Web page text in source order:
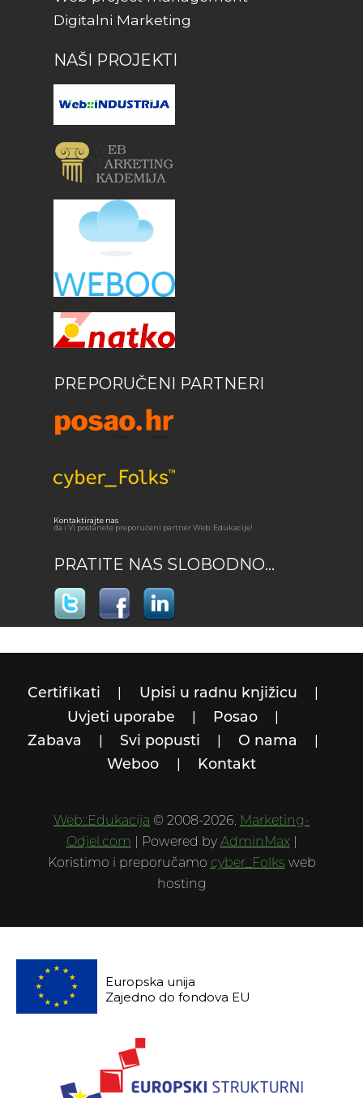
Digitalni Marketing
NAŠI PROJEKTI
PREPORUČENI PARTNERI
Kontaktirajte nas
da i Vi postanete preporučeni partner Web::Edukacije!
PRATITE NAS SLOBODNO...
Certifikati
Upisi u radnu knjižicu
Uvjeti uporabe
Posao
Zabava
Svi popusti
O nama
Weboo
Kontakt
Web::Edukacija © 2008-2026. Marketing-
Odjel.com | Powered by AdminMax|
Koristimo i preporučamo cyber_Folks web
hosting
Europska unija
Zajedno do fondova EU